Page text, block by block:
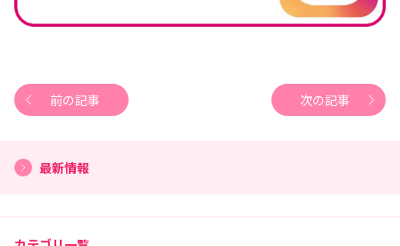
前の記事 次の記事
最新情報